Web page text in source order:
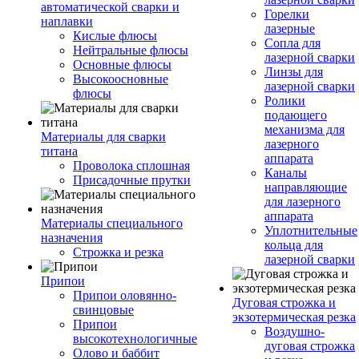
автоматической сварки и
наплавки
Кислые флюсы
Нейтральные флюсы
Основные флюсы
Высокоосновные
флюсы
Материалы для сварки
титана
Проволока сплошная
Присадочные прутки
Материалы специального
назначения
Строжка и резка
Припои
Припои оловянно-
свинцовые
Припои
высокотехнологичные
Олово и баббит
Горелки
лазерные
Сопла для
лазерной сварки
Линзы для
лазерной сварки
Ролики
подающего
механизма для
лазерного
аппарата
Каналы
направляющие
для лазерного
аппарата
Уплотнительные
кольца для
лазерной сварки
Дуговая строжка и
экзотермическая резка
Воздушно-
дуговая строжка